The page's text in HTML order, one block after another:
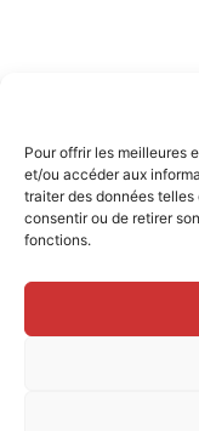
Pour offrir les meilleures
et/ou accéder aux
traiter des données
consentir ou de retirer
fonctions.